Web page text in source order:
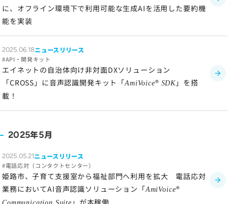
に、オフライン環境下で利用可能な生成AIを活用した要約機
能を実装
2025.06.18ニュースリリース
API・開発キット
エイネットの自治体向け非対面DXソリューション
「CROSS」に音声認識開発キット「AmiVoice® SDK 」を搭
載！
2025年5月
2025.05.21ニュースリリース
電話応対（コンタクトセンター）
姫路市、子育て支援室から福祉部門へ利用を拡大 電話応対
業務においてAI音声認識ソリューション「AmiVoice®
」が本稼働